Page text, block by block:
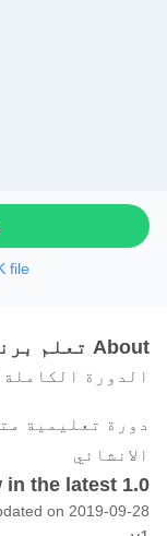
file
About تعلم برنامج الرفت الانشائي
الدورة
دورة تعليمية
الانشائي
in the latest 1.0
on 2019-09-28